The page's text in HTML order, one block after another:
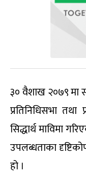
३० वैशाख २०७९ मा
प्रतिनिधिसभा
सिद्धार्थ माविमा
उपलब्धताका
हो ।